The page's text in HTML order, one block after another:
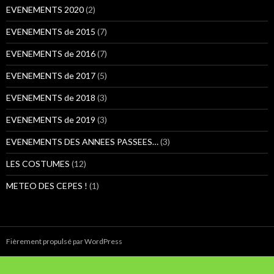
:EVENEMENTS 2020(2)
EVENEMENTS de 2015 (7)
EVENEMENTS de 2016(7)
EVENEMENTS de 2017(5)
EVENEMENTS de 2018 (3)
EVENEMENTS de 2019 (3)
EVENEMENTS DES ANNEES PASSEES…(3)
LES COSTUMES (12)
METEO DES CEPES ! (1)
Fièrement propulsé par WordPress